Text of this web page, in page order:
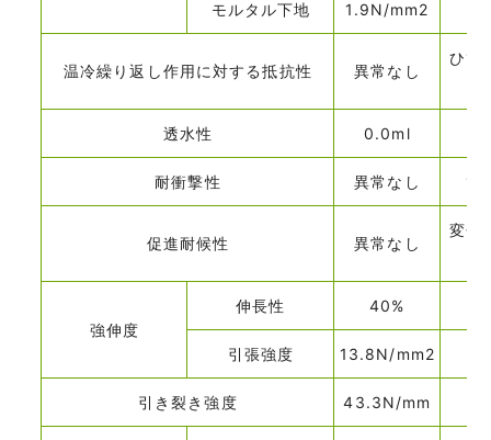
モルタル下地 1.9N/mm2
温冷繰り返し作用に対する抵抗性 異常なし
ひび
透水性 0.0ml
耐衝撃性 異常なし ひ
促進耐候性 異常なし
変色
強伸度
伸長性 40%
引張強度 13.8N/mm2
引き裂き強度 43.3N/mm